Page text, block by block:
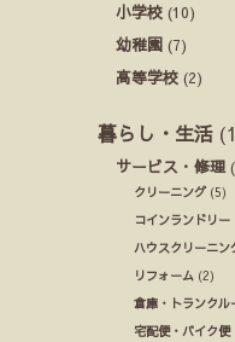
小学校 (10)
幼稚園 (7)
高等学校 (2)
暮らし・生活
サービス・修理
クリーニング(5)
コインランドリー
ハウスクリーニン
リフォーム (2)
倉庫・トランクル
宅配便・バイク便